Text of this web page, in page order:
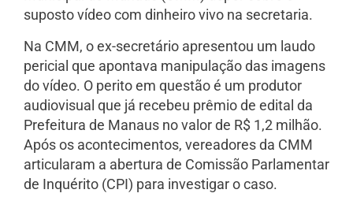
suposto vídeo com dinheiro vivo na secretaria.
Na CMM, o ex-secretário apresentou um laudo
pericial que apontava manipulação das imagens
do vídeo. O perito em questão é um produtor
audiovisual que já recebeu prêmio de edital da
Prefeitura de Manaus no valor de R$ 1,2 milhão.
Após os acontecimentos, vereadores da CMM
articularam a abertura de Comissão Parlamentar
de Inquérito (CPI) para investigar o caso.